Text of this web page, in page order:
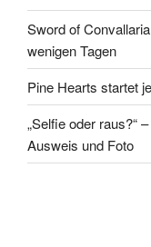
Sword of
wenigen Tagen
Pine Hearts startet
„Selfie oder raus?“
Ausweis und Foto